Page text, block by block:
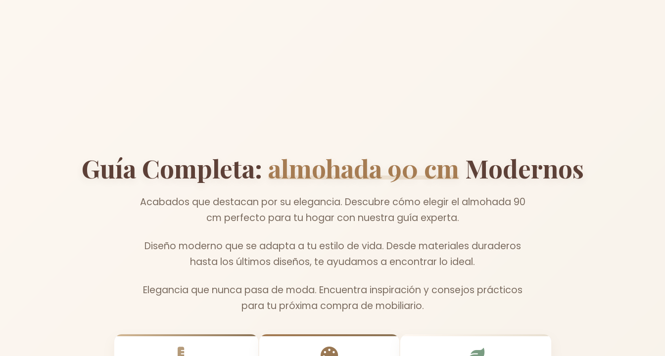
Guía Completa: almohada 90 cmModernos
Acabados que destacan por su elegancia. Descubre cómo elegir el almohada 90
cm perfecto para tu hogar con nuestra guía experta.
Diseño moderno que se adapta a tu estilo de vida. Desde materiales duraderos
hasta los últimos diseños, te ayudamos a encontrar lo ideal.
Elegancia que nunca pasa de moda. Encuentra inspiración y consejos prácticos
para tu próxima compra de mobiliario.